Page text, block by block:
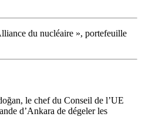
du nucléaire », portefeuille
le chef du Conseil de l’UE
d’Ankara de dégeler les